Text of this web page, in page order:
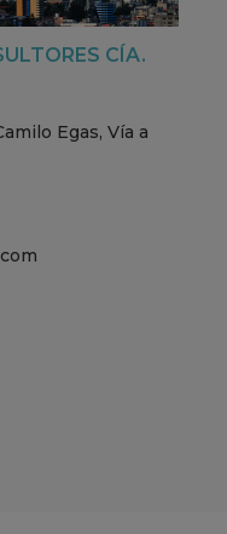
CÍA.
Egas, Vía a